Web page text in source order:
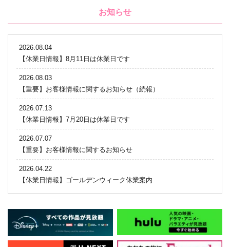
お知らせ
2026.08.04
【休業日情報】8月11日は休業日です
2026.08.03
【重要】お客様情報に関するお知らせ（続報）
2026.07.13
【休業日情報】7月20日は休業日です
2026.07.07
【重要】お客様情報に関するお知らせ
2026.04.22
【休業日情報】ゴールデンウィーク休業案内